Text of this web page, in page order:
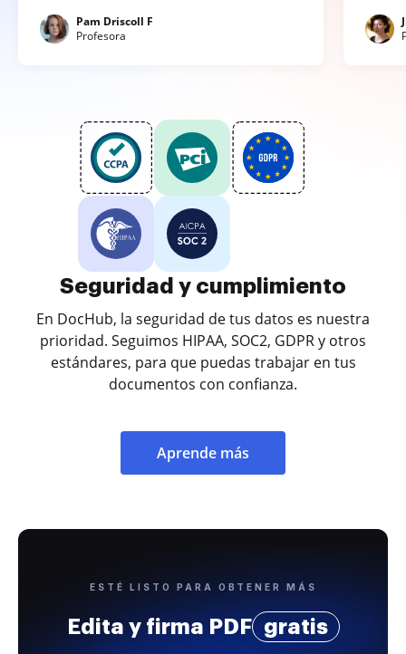
Pam Driscoll F
Profesora
Seguridad y cumplimiento
En DocHub, la seguridad de tus datos es nuestra
prioridad. Seguimos HIPAA, SOC2, GDPR y otros
estándares, para que puedas trabajar en tus
documentos con confianza.
Aprende más
ESTÉ LISTO PARA OBTENER MÁS
Edita y firma PDF gratis